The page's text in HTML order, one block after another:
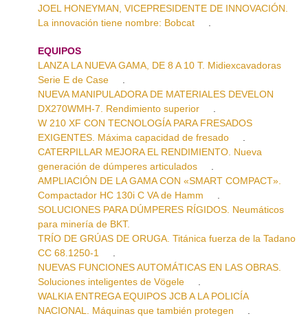
JOEL HONEYMAN, VICEPRESIDENTE DE INNOVACIÓN.
La innovación tiene nombre: Bobcat
EQUIPOS
LANZA LA NUEVA GAMA, DE 8 A 10 T. Midiexcavadoras
Serie E de Case
NUEVA MANIPULADORA DE MATERIALES DEVELON
DX270WMH-7. Rendimiento superior
W 210 XF CON TECNOLOGÍA PARA FRESADOS
EXIGENTES. Máxima capacidad de fresado
CATERPILLAR MEJORA EL RENDIMIENTO. Nueva
generación de dúmperes articulados
AMPLIACIÓN DE LA GAMA CON «SMART COMPACT».
Compactador HC 130i C VA de Hamm
SOLUCIONES PARA DÚMPERES RÍGIDOS. Neumáticos
para minería de BKT.
TRÍO DE GRÚAS DE ORUGA. Titánica fuerza de la Tadano
CC 68.1250-1
NUEVAS FUNCIONES AUTOMÁTICAS EN LAS OBRAS.
Soluciones inteligentes de Vögele
WALKIA ENTREGA EQUIPOS JCB A LA POLICÍA
NACIONAL. Máquinas que también protegen